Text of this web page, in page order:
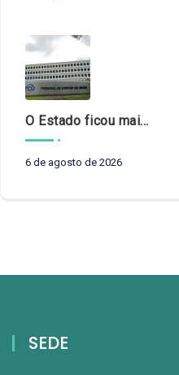
O Estado ficou mais complexo. O controle precisa acompanhar
6 de agosto de 2026
SEDE